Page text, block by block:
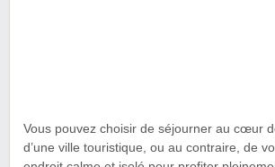
Vous pouvez choisir de séjourner au cœur
d’une ville touristique, ou au contraire, de